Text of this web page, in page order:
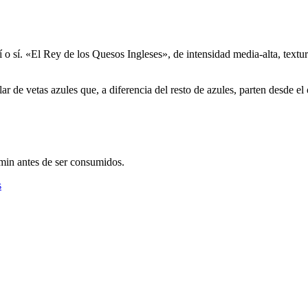
sí. «El Rey de los Quesos Ingleses», de intensidad media-alta,
vetas azules que, a diferencia del resto de azules, parten desde el
antes de ser consumidos.